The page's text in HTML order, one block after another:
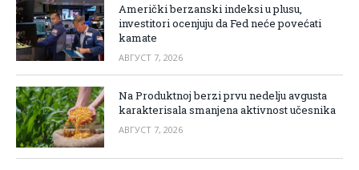
Američki berzanski indeksi u plusu,
investitori ocenjuju da Fed neće povećati
kamate
АВГУСТ 7, 2026
Na Produktnoj berzi prvu nedelju avgusta
karakterisala smanjena aktivnost učesnika
АВГУСТ 7, 2026